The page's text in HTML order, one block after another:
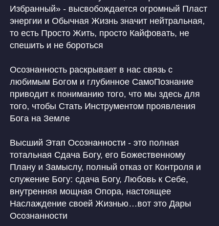
Избранный» - высвобождается огромный Пласт
энергии и Обычная Жизнь значит нейтральная,
то есть Просто Жить, просто Кайфовать, не
спешить и не бороться
Осознанность раскрывает в нас связь с
любимым Богом и глубинное СамоПознание
приводит к пониманию того, что мы здесь для
того, чтобы Стать Инструментом проявления
Бога на Земле
Высший Этап Осознанности - это полная
тотальная Сдача Богу, его Божественному
Плану и Замыслу, полный отказ от Контроля и
служение Богу: сдача Богу, Любовь к Себе,
внутренняя мощная Опора, настоящее
Наслаждение своей Жизнью…вот это Дары
Осознанности